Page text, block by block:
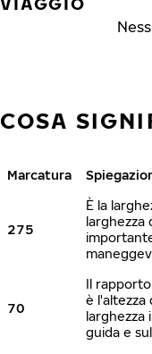
COSA
Marcatura
275
È la
larghezza
70
Il
è l'altezza
larghezza
guida e